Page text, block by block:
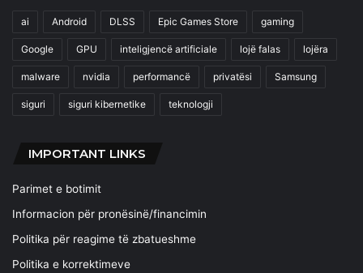
ai Android DLSS Epic Games Store gaming
Google GPU inteligjencë artificiale lojë falas lojëra
malware nvidia performancë privatësi Samsung
siguri siguri kibernetike teknologji
IMPORTANT LINKS
Parimet e botimit
Informacion për pronësinë/financimin
Politika për reagime të zbatueshme
Politika e korrektimeve